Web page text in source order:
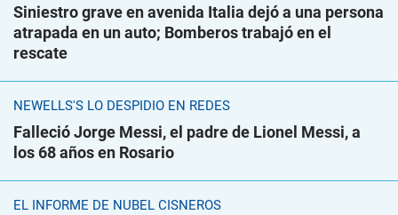
Siniestro grave en avenida Italia dejó a una persona
atrapada en un auto; Bomberos trabajó en el
rescate
NEWELLS'S LO DESPIDIÓ EN REDES
Falleció Jorge Messi, el padre de Lionel Messi, a
los 68 años en Rosario
EL INFORME DE NUBEL CISNEROS